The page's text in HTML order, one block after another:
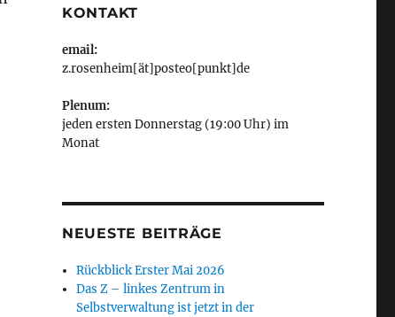
KONTAKT
email:
z.rosenheim[ät]posteo[punkt]de
Plenum:
jeden ersten Donnerstag (19:00 Uhr) im
Monat
NEUESTE BEITRÄGE
Rückblick Erster Mai 2026
Das Z – linkes Zentrum in
Selbstverwaltung ist jetzt in der